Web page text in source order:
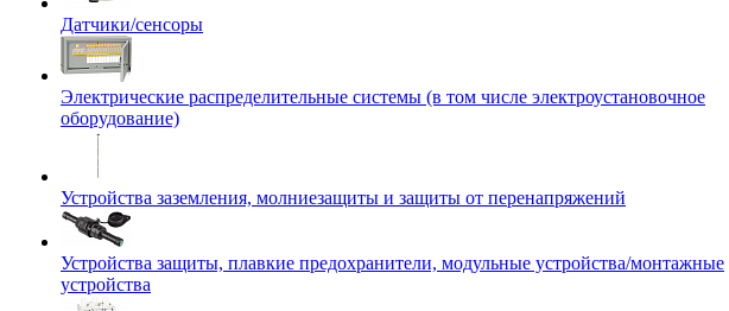
Датчики/сенсоры
Электрические распределительные системы (в том числе электроустановочное
оборудование)
Устройства заземления, молниезащиты и защиты от перенапряжений
Устройства защиты, плавкие предохранители, модульные устройства/монтажные
устройства